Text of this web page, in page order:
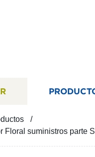
Floral suministros parte